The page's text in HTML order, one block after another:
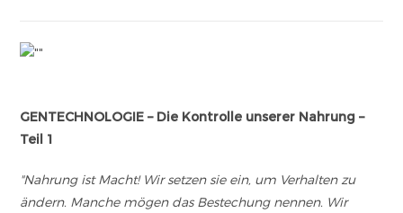
GENTECHNOLOGIE – Die Kontrolle unserer Nahrung –
Teil 1
"Nahrung ist Macht! Wir setzen sie ein, um Verhalten zu
ändern. Manche mögen das Bestechung nennen. Wir